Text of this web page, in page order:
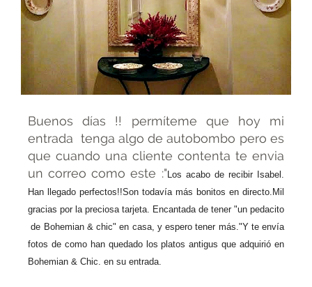
Buenos días !! permíteme que hoy mi
entrada tenga algo de autobombo pero es
que cuando una cliente contenta te envia
un correo como este :" Los acabo de recibir Isabel.
Han llegado perfectos!!Son todavía más bonitos en directo. Mil
gracias por la preciosa tarjeta. Encantada de tener "un pedacito
de Bohemian & chic" en casa, y espero tener más."Y te envía
fotos de como han quedado los platos antigus que adquirió en
Bohemian & Chic. en su entrada.